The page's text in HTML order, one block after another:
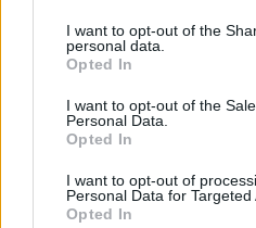
I want to opt-out of the
personal data.
Opted In
I want to opt-out of the
Personal Data.
Opted In
I want to opt-out of
Personal Data for Targeted
Opted In
I fjol regnade det massor.
vädergudarna på sitt bästa
Festivalen lockade ett stort
där runt 15
Hela festivalen gav en känsla
Därefter gick det att röra sig
njuta av öl, äta mat från food
livemusik.